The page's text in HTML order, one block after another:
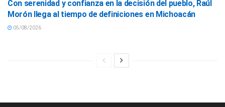
Con serenidad y confianza en la decisión del pueblo, Raúl
Morón llega al tiempo de definiciones en Michoacán
05/08/2026